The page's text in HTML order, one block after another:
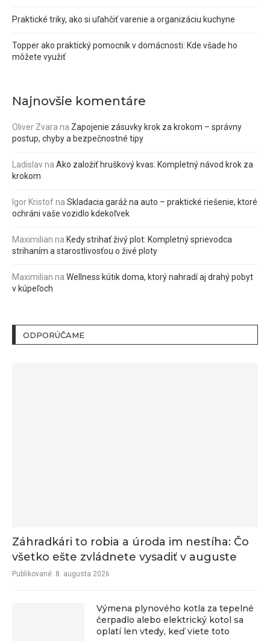
Praktické triky, ako si uľahčiť varenie a organizáciu kuchyne
Topper ako praktický pomocník v domácnosti: Kde všade ho
môžete využiť
Najnovšie komentáre
Oliver Zvara na Zapojenie zásuvky krok za krokom – správny
postup, chyby a bezpečnostné tipy
Ladislavna Ako založiť hruškový kvas: Kompletný návod krok za
krokom
Igor Kristofna Skladacia garáž na auto – praktické riešenie, ktoré
ochráni vaše vozidlo kdekoľvek
Maximilian na Kedy strihať živý plot: Kompletný sprievodca
strihaním a starostlivosťou o živé ploty
Maximilian na Wellness kútik doma, ktorý nahradí aj drahý pobyt
v kúpeľoch
ODPORÚČAME
Záhradkári to robia a úroda im nestíha: Čo
všetko ešte zvládnete vysadiť v auguste
Publikované: 8. augusta 2026
Výmena plynového kotla za tepelné
čerpadlo alebo elektrický kotol sa
oplatí len vtedy, keď viete toto